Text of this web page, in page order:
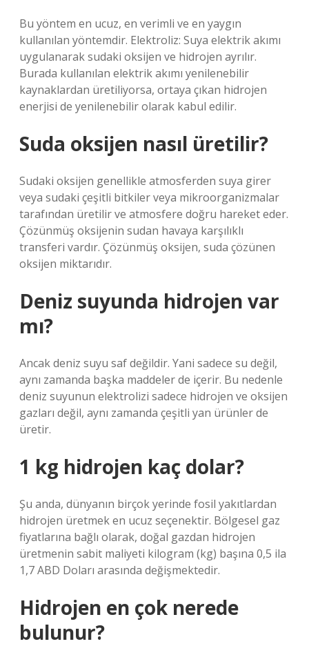
Bu yöntem en ucuz, en verimli ve en yaygın
kullanılan yöntemdir. Elektroliz: Suya elektrik akımı
uygulanarak sudaki oksijen ve hidrojen ayrılır.
Burada kullanılan elektrik akımı yenilenebilir
kaynaklardan üretiliyorsa, ortaya çıkan hidrojen
enerjisi de yenilenebilir olarak kabul edilir.
Suda oksijen nasıl üretilir?
Sudaki oksijen genellikle atmosferden suya girer
veya sudaki çeşitli bitkiler veya mikroorganizmalar
tarafından üretilir ve atmosfere doğru hareket eder.
Çözünmüş oksijenin sudan havaya karşılıklı
transferi vardır. Çözünmüş oksijen, suda çözünen
oksijen miktarıdır.
Deniz suyunda hidrojen var
mı?
Ancak deniz suyu saf değildir. Yani sadece su değil,
aynı zamanda başka maddeler de içerir. Bu nedenle
deniz suyunun elektrolizi sadece hidrojen ve oksijen
gazları değil, aynı zamanda çeşitli yan ürünler de
üretir.
1 kg hidrojen kaç dolar?
Şu anda, dünyanın birçok yerinde fosil yakıtlardan
hidrojen üretmek en ucuz seçenektir. Bölgesel gaz
fiyatlarına bağlı olarak, doğal gazdan hidrojen
üretmenin sabit maliyeti kilogram (kg) başına 0,5 ila
1,7 ABD Doları arasında değişmektedir.
Hidrojen en çok nerede
bulunur?